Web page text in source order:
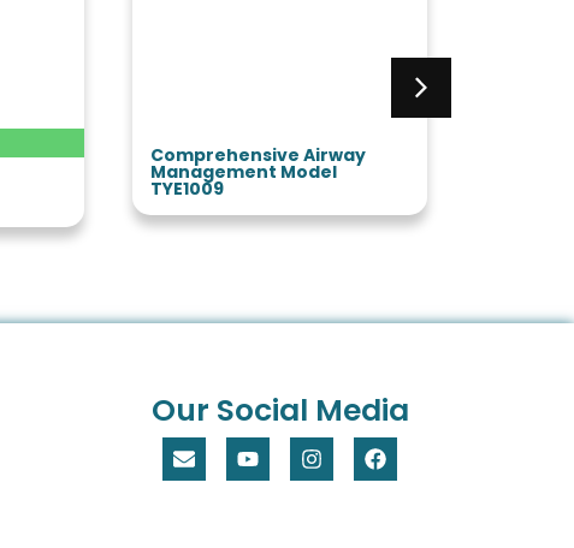
Comprehensive Airway
Management Model
TYE1009
Our Social Media